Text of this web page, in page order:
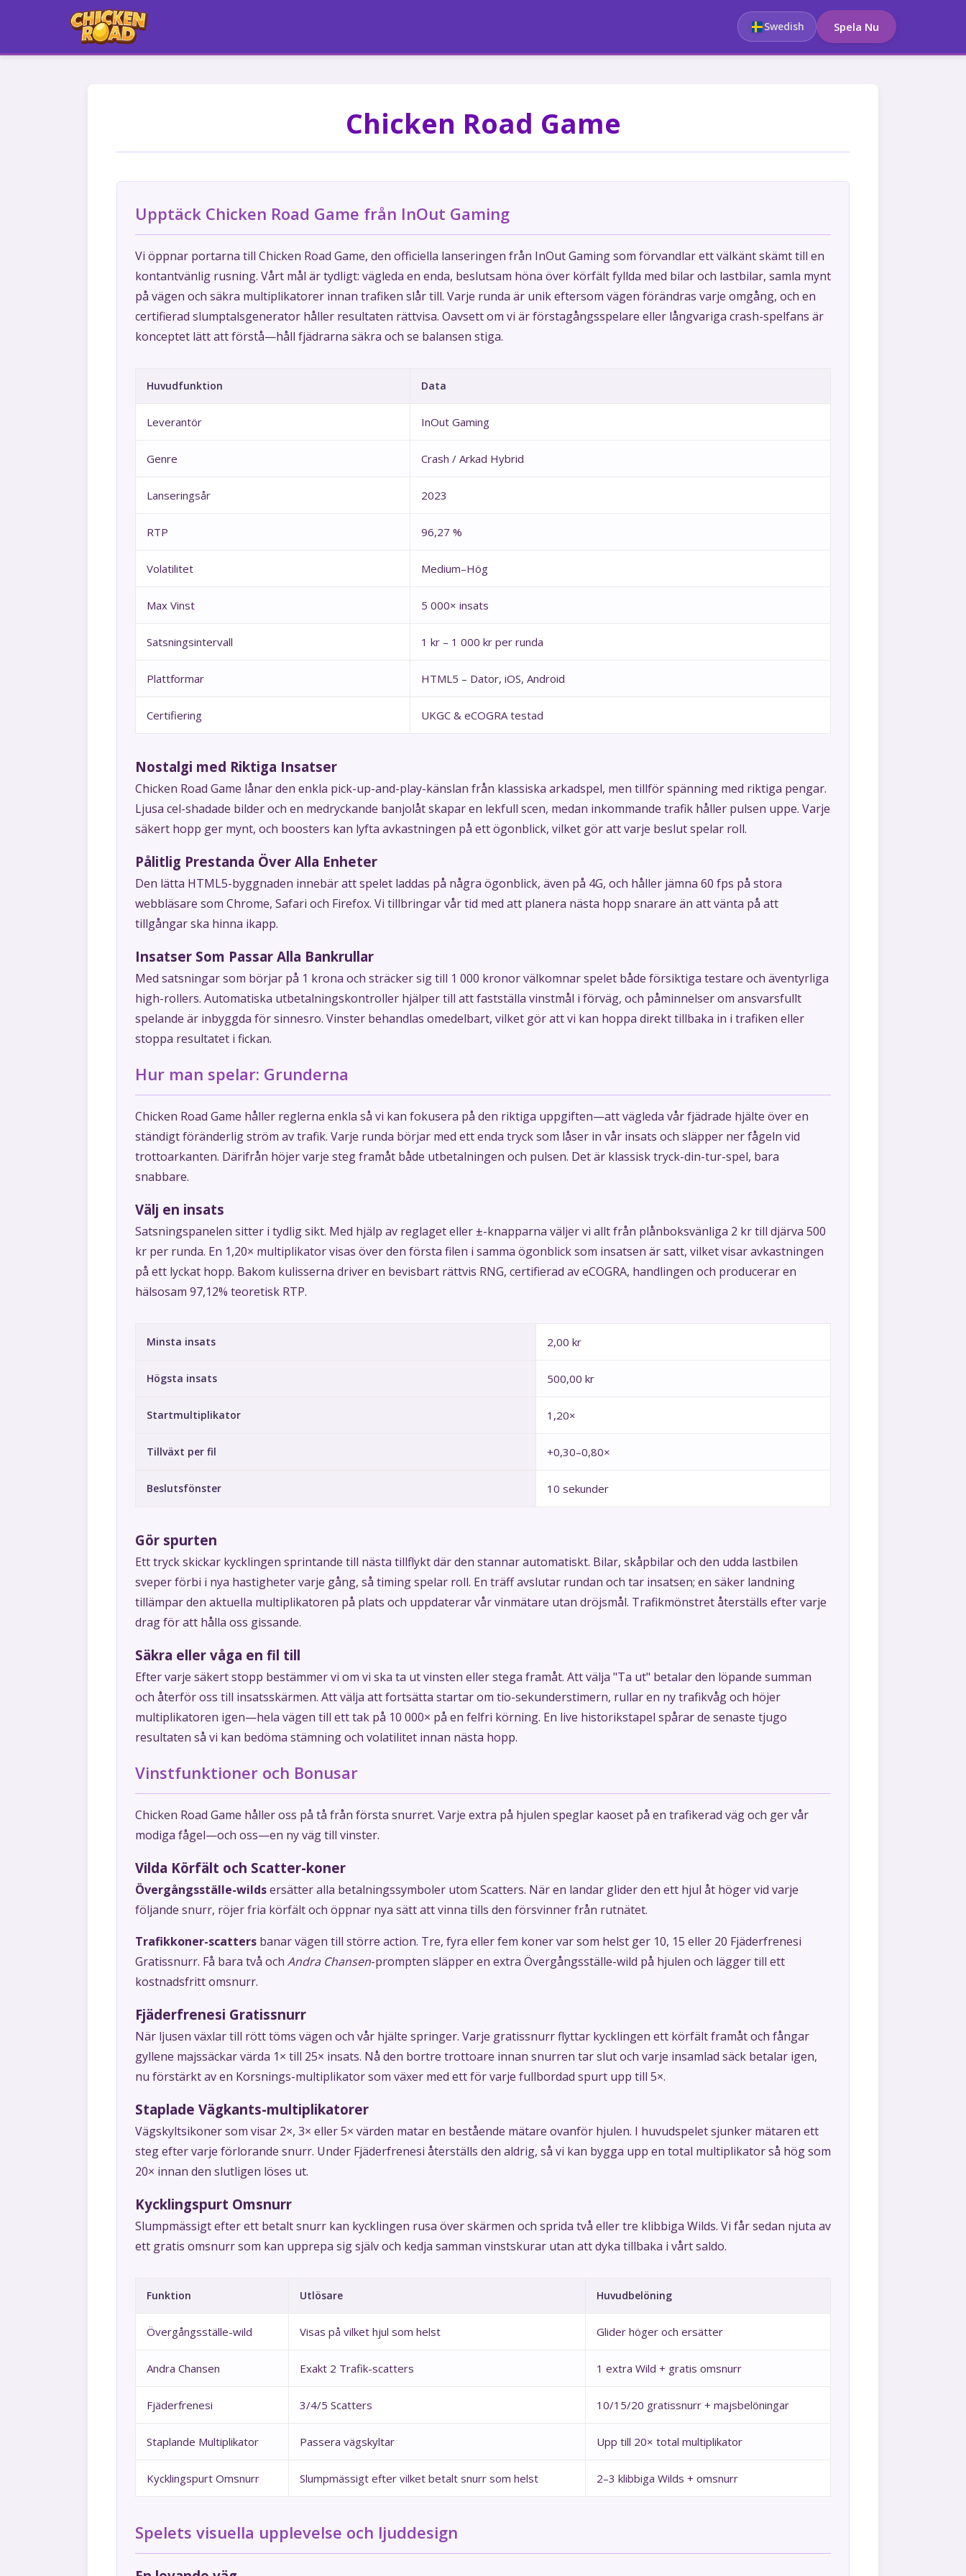
Swedish Spela Nu
Chicken Road Game
Upptäck Chicken Road Game från InOut Gaming
Vi öppnar portarna till Chicken Road Game, den officiella lanseringen från InOut Gaming som förvandlar ett välkänt skämt till en
kontantvänlig rusning. Vårt mål är tydligt: vägleda en enda, beslutsam höna över körfält fyllda med bilar och lastbilar, samla mynt
på vägen och säkra multiplikatorer innan trafiken slår till. Varje runda är unik eftersom vägen förändras varje omgång, och en
certifierad slumptalsgenerator håller resultaten rättvisa. Oavsett om vi är förstagångsspelare eller långvariga crash-spelfans är
konceptet lätt att förstå—håll fjädrarna säkra och se balansen stiga.
Huvudfunktion Data
Leverantör InOut Gaming
Genre Crash / Arkad Hybrid
Lanseringsår 2023
RTP 96,27 %
Volatilitet Medium–Hög
Max Vinst 5 000× insats
Satsningsintervall 1 kr – 1 000 kr per runda
Plattformar HTML5 – Dator, iOS, Android
Certifiering UKGC & eCOGRA testad
Nostalgi med Riktiga Insatser
Chicken Road Game lånar den enkla pick-up-and-play-känslan från klassiska arkadspel, men tillför spänning med riktiga pengar.
Ljusa cel-shadade bilder och en medryckande banjolåt skapar en lekfull scen, medan inkommande trafik håller pulsen uppe. Varje
säkert hopp ger mynt, och boosters kan lyfta avkastningen på ett ögonblick, vilket gör att varje beslut spelar roll.
Pålitlig Prestanda Över Alla Enheter
Den lätta HTML5-byggnaden innebär att spelet laddas på några ögonblick, även på 4G, och håller jämna 60 fps på stora
webbläsare som Chrome, Safari och Firefox. Vi tillbringar vår tid med att planera nästa hopp snarare än att vänta på att
tillgångar ska hinna ikapp.
Insatser Som Passar Alla Bankrullar
Med satsningar som börjar på 1 krona och sträcker sig till 1 000 kronor välkomnar spelet både försiktiga testare och äventyrliga
high-rollers. Automatiska utbetalningskontroller hjälper till att fastställa vinstmål i förväg, och påminnelser om ansvarsfullt
spelande är inbyggda för sinnesro. Vinster behandlas omedelbart, vilket gör att vi kan hoppa direkt tillbaka in i trafiken eller
stoppa resultatet i fickan.
Hur man spelar: Grunderna
Chicken Road Game håller reglerna enkla så vi kan fokusera på den riktiga uppgiften—att vägleda vår fjädrade hjälte över en
ständigt föränderlig ström av trafik. Varje runda börjar med ett enda tryck som låser in vår insats och släpper ner fågeln vid
trottoarkanten. Därifrån höjer varje steg framåt både utbetalningen och pulsen. Det är klassisk tryck-din-tur-spel, bara
snabbare.
Välj en insats
Satsningspanelen sitter i tydlig sikt. Med hjälp av reglaget eller ±-knapparna väljer vi allt från plånboksvänliga 2 kr till djärva 500
kr per runda. En 1,20× multiplikator visas över den första filen i samma ögonblick som insatsen är satt, vilket visar avkastningen
på ett lyckat hopp. Bakom kulisserna driver en bevisbart rättvis RNG, certifierad av eCOGRA, handlingen och producerar en
hälsosam 97,12% teoretisk RTP.
Minsta insats 2,00 kr
Högsta insats 500,00 kr
Startmultiplikator 1,20×
Tillväxt per fil +0,30–0,80×
Beslutsfönster 10 sekunder
Gör spurten
Ett tryck skickar kycklingen sprintande till nästa tillflykt där den stannar automatiskt. Bilar, skåpbilar och den udda lastbilen
sveper förbi i nya hastigheter varje gång, så timing spelar roll. En träff avslutar rundan och tar insatsen; en säker landning
tillämpar den aktuella multiplikatoren på plats och uppdaterar vår vinmätare utan dröjsmål. Trafikmönstret återställs efter varje
drag för att hålla oss gissande.
Säkra eller våga en fil till
Efter varje säkert stopp bestämmer vi om vi ska ta ut vinsten eller stega framåt. Att välja "Ta ut" betalar den löpande summan
och återför oss till insatsskärmen. Att välja att fortsätta startar om tio-sekunderstimern, rullar en ny trafikvåg och höjer
multiplikatoren igen—hela vägen till ett tak på 10 000× på en felfri körning. En live historikstapel spårar de senaste tjugo
resultaten så vi kan bedöma stämning och volatilitet innan nästa hopp.
Vinstfunktioner och Bonusar
Chicken Road Game håller oss på tå från första snurret. Varje extra på hjulen speglar kaoset på en trafikerad väg och ger vår
modiga fågel—och oss—en ny väg till vinster.
Vilda Körfält och Scatter-koner
Övergångsställe-wildsersätter alla betalningssymboler utom Scatters. När en landar glider den ett hjul åt höger vid varje
följande snurr, röjer fria körfält och öppnar nya sätt att vinna tills den försvinner från rutnätet.
Trafikkoner-scatters banar vägen till större action. Tre, fyra eller fem koner var som helst ger 10, 15 eller 20 Fjäderfrenesi
Gratissnurr. Få bara två och Andra Chansen-prompten släpper en extra Övergångsställe-wild på hjulen och lägger till ett
kostnadsfritt omsnurr.
Fjäderfrenesi Gratissnurr
När ljusen växlar till rött töms vägen och vår hjälte springer. Varje gratissnurr flyttar kycklingen ett körfält framåt och fångar
gyllene majssäckar värda 1× till 25× insats. Nå den bortre trottoare innan snurren tar slut och varje insamlad säck betalar igen,
nu förstärkt av en Korsnings-multiplikator som växer med ett för varje fullbordad spurt upp till 5×.
Staplade Vägkants-multiplikatorer
Vägskyltsikoner som visar 2×, 3× eller 5× värden matar en bestående mätare ovanför hjulen. I huvudspelet sjunker mätaren ett
steg efter varje förlorande snurr. Under Fjäderfrenesi återställs den aldrig, så vi kan bygga upp en total multiplikator så hög som
20× innan den slutligen löses ut.
Kycklingspurt Omsnurr
Slumpmässigt efter ett betalt snurr kan kycklingen rusa över skärmen och sprida två eller tre klibbiga Wilds. Vi får sedan njuta av
ett gratis omsnurr som kan upprepa sig själv och kedja samman vinstskurar utan att dyka tillbaka i vårt saldo.
Funktion Utlösare Huvudbelöning
Övergångsställe-wild Visas på vilket hjul som helst Glider höger och ersätter
Andra Chansen Exakt 2 Trafik-scatters 1 extra Wild + gratis omsnurr
Fjäderfrenesi 3/4/5 Scatters 10/15/20 gratissnurr + majsbelöningar
Staplande Multiplikator Passera vägskyltar Upp till 20× total multiplikator
Kycklingspurt Omsnurr Slumpmässigt efter vilket betalt snurr som helst 2–3 klibbiga Wilds + omsnurr
Spelets visuella upplevelse och ljuddesign